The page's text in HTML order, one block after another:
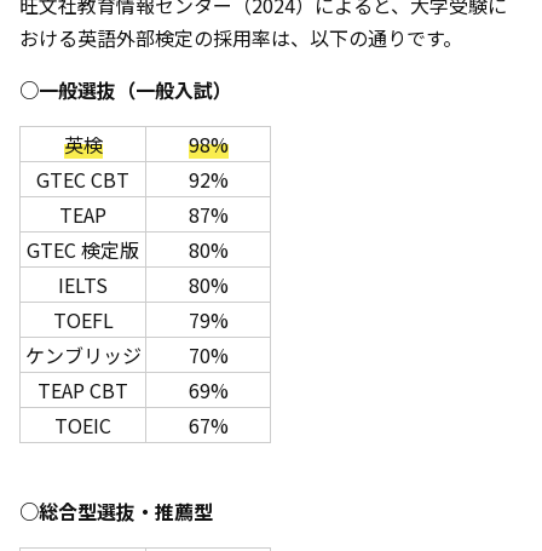
おける英語外部検定の採用率は、以下の通りです。
○一般選抜（一般入試）
英検
98%
GTEC CBT
92%
TEAP
87%
GTEC 検定版
80%
IELTS
80%
TOEFL
79%
ケンブリッジ
70%
TEAP CBT
69%
TOEIC
67%
○総合型選抜・推薦型